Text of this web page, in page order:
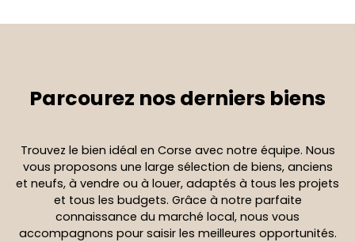
Parcourez nos derniers biens
Trouvez le bien idéal en Corse avec notre équipe. Nous
vous proposons une large sélection de biens, anciens
et neufs, à vendre ou à louer, adaptés à tous les projets
et tous les budgets. Grâce à notre parfaite
connaissance du marché local, nous vous
accompagnons pour saisir les meilleures opportunités.